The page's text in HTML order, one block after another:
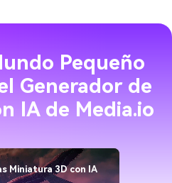
Pequeño
Generador de
IA de Media.io
Miniatura 3D con IA